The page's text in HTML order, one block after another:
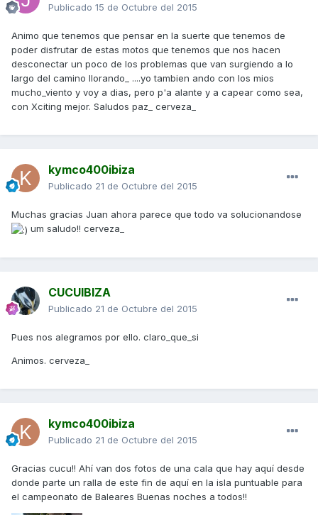
Publicado 15 de Octubre del 2015
Animo que tenemos que pensar en la suerte que tenemos de
poder disfrutar de estas motos que tenemos que nos hacen
desconectar un poco de los problemas que van surgiendo a lo
largo del camino llorando_ ....yo tambien ando con los mios
mucho_viento y voy a dias, pero p'a alante y a capear como sea,
con Xciting mejor. Saludos paz_ cerveza_
kymco400ibiza
Publicado 21 de Octubre del 2015
Muchas gracias Juan ahora parece que todo va solucionandose
um saludo!! cerveza_
CUCUIBIZA
Publicado 21 de Octubre del 2015
Pues nos alegramos por ello. claro_que_si
Animos. cerveza_
kymco400ibiza
Publicado 21 de Octubre del 2015
Gracias cucu!! Ahí van dos fotos de una cala que hay aquí desde
donde parte un ralla de este fin de aquí en la isla puntuable para
el campeonato de Baleares Buenas noches a todos!!